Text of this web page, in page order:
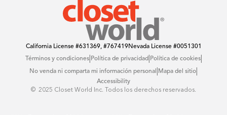
California License#631369, #767419Nevada License#0051301
Términos y condiciones| Política de privacidad| Política de cookies|
No venda ni comparta mi información personal Mapa del sitio
Accessibility
© ️ 2025 Closet World Inc. Todos los derechos reservados.